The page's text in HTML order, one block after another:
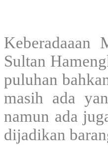
Keberadaaan
Sultan
puluhan
masih ada
namun ada
dijadikan